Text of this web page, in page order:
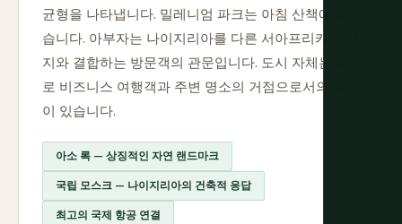
균형을 나타냅니다. 밀레니엄 파크는 아침 산책에 좋
습니다. 아부자는 나이지리아를 다른 서아프리카 목적
지와 결합하는 방문객의 관문입니다. 도시 자체는 주
로 비즈니스 여행객과 주변 명소의 거점으로서의 매력
이 있습니다.
아소 록 — 상징적인 자연 랜드마크
국립 모스크 — 나이지리아의 건축적 응답
최고의 국제 항공 연결